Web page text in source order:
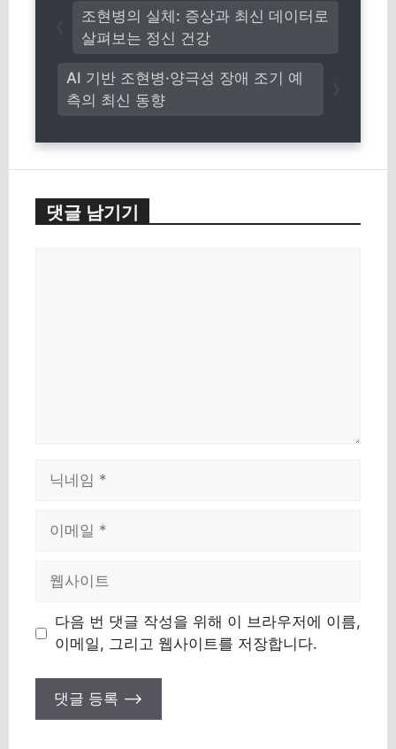
AI 기반 조현병·양극성 장애 조기 예
측의 최신 동향
조현병의 실체: 증상과 최신 데이터로
살펴보는 정신 건강
댓글 남기기
트
다음 번 댓글 작성을 위해 이 브라우저에 이름,
이메일, 그리고 웹사이트를 저장합니다.